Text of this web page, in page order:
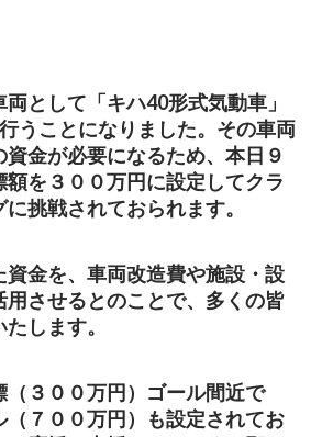
両として「キハ40形式気動車」
うことになりました。その車両
金が必要になるため、本日９
額を３００万円に設定してクラ
挑戦されておられます。
資金を、車両改造費や施設・設
させるとのことで、多くの皆
します。
３００万円）ゴール間近で
７００万円）も設定されてお